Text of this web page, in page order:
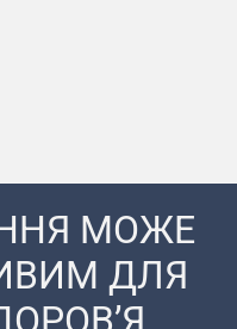
МОЖЕ
ДЛЯ